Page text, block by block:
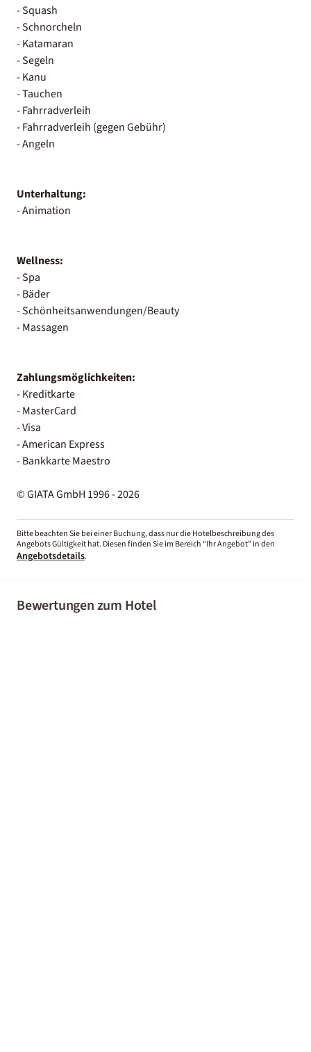
- Squash
- Schnorcheln
- Katamaran
- Segeln
- Kanu
- Tauchen
- Fahrradverleih
- Fahrradverleih (gegen Gebühr)
- Angeln
Unterhaltung:
- Animation
Wellness:
- Spa
- Bäder
- Schönheitsanwendungen/Beauty
- Massagen
Zahlungsmöglichkeiten:
- Kreditkarte
- MasterCard
- Visa
- American Express
- Bankkarte Maestro
© GIATA GmbH 1996 - 2026
Bitte beachten Sie bei einer Buchung, dass nur die Hotelbeschreibung des
Angebots Gültigkeit hat. Diesen finden Sie im Bereich “Ihr Angebot” in den
Angebotsdetails.
Bewertungen zum Hotel